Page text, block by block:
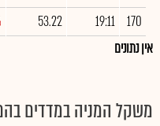
170
19:11
53.22
אין נתונים
משקל המניה במדדים